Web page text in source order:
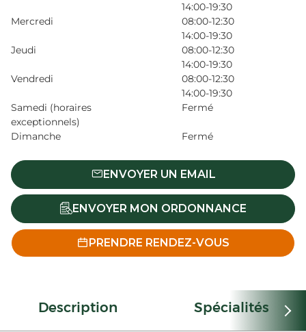
14:00-19:30
Mercredi
08:00-12:30
14:00-19:30
Jeudi
08:00-12:30
14:00-19:30
Vendredi
08:00-12:30
14:00-19:30
Samedi (horaires
exceptionnels)
Fermé
Dimanche Fermé
ENVOYER UN EMAIL
ENVOYER MON ORDONNANCE
PRENDRE RENDEZ-VOUS
Description Spécialités